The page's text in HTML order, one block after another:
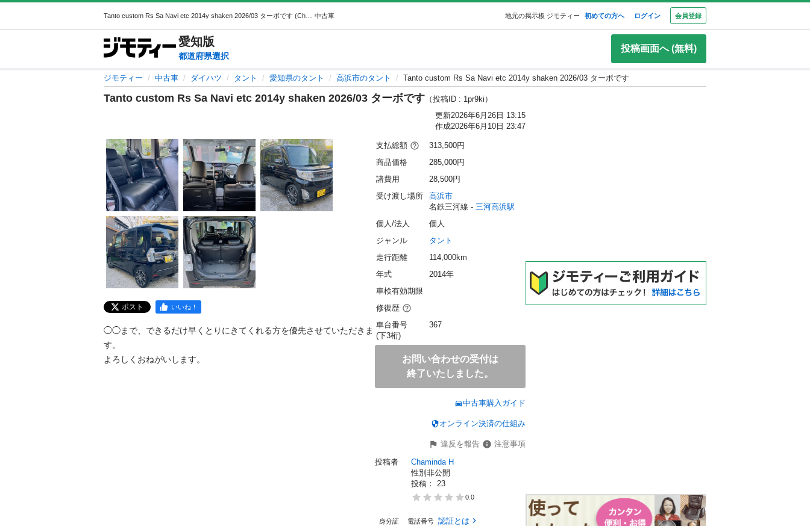
中古車 地元の掲示板 ジモティー 初めての方へ ログイン 会員登録
愛知版
都道府県選択
投稿画面へ (無料)
ジモティー 中古車 ダイハツ タント 愛知県のタント 高浜市のタント Tanto custom Rs Sa Navi etc 2014y shaken 2026/03 ターボです
Tanto custom Rs Sa Navi etc 2014y shaken 2026/03 ターボです （投稿ID : 1pr9ki）
更新2026年6月26日 13:15
作成2026年6月10日 23:47
ポスト いいね！
◯◯まで、できるだけ早くとりにきてくれる方を優先させていただきま
す。
よろしくおねがいします。
支払総額
313,500円
商品価格
285,000円
諸費用
28,500円
受け渡し場所
高浜市
名鉄三河線 - 三河高浜駅
個人/法人
個人
ジャンル
タント
走行距離
114,000km
年式
2014年
車検有効期限
修復歴
車台番号
(下3桁)
367
お問い合わせの受付は
終了いたしました。
中古車購入ガイド
オンライン決済の仕組み
違反を報告
注意事項
投稿者
Chaminda H
性別非公開
投稿： 23
0.0
身分証 電話番号 認証とは